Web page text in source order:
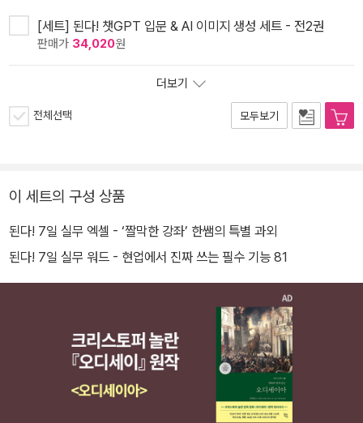
[세트] 된다! 챗GPT 입문 & AI 이미지 생성 세트 - 전2권
판매가 34,020원
더보기
전체선택 모두보기
이 세트의 구성 상품
된다! 7일 실무 엑셀 - ‘짤막한 강좌’ 한쌤의 특별 과외
된다! 7일 실무 워드 - 현업에서 진짜 쓰는 필수 기능 81